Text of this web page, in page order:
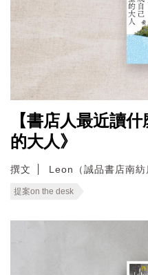
【書店人最近讀
的大人》
撰文 Leon（誠品書店南紡
提案on the desk